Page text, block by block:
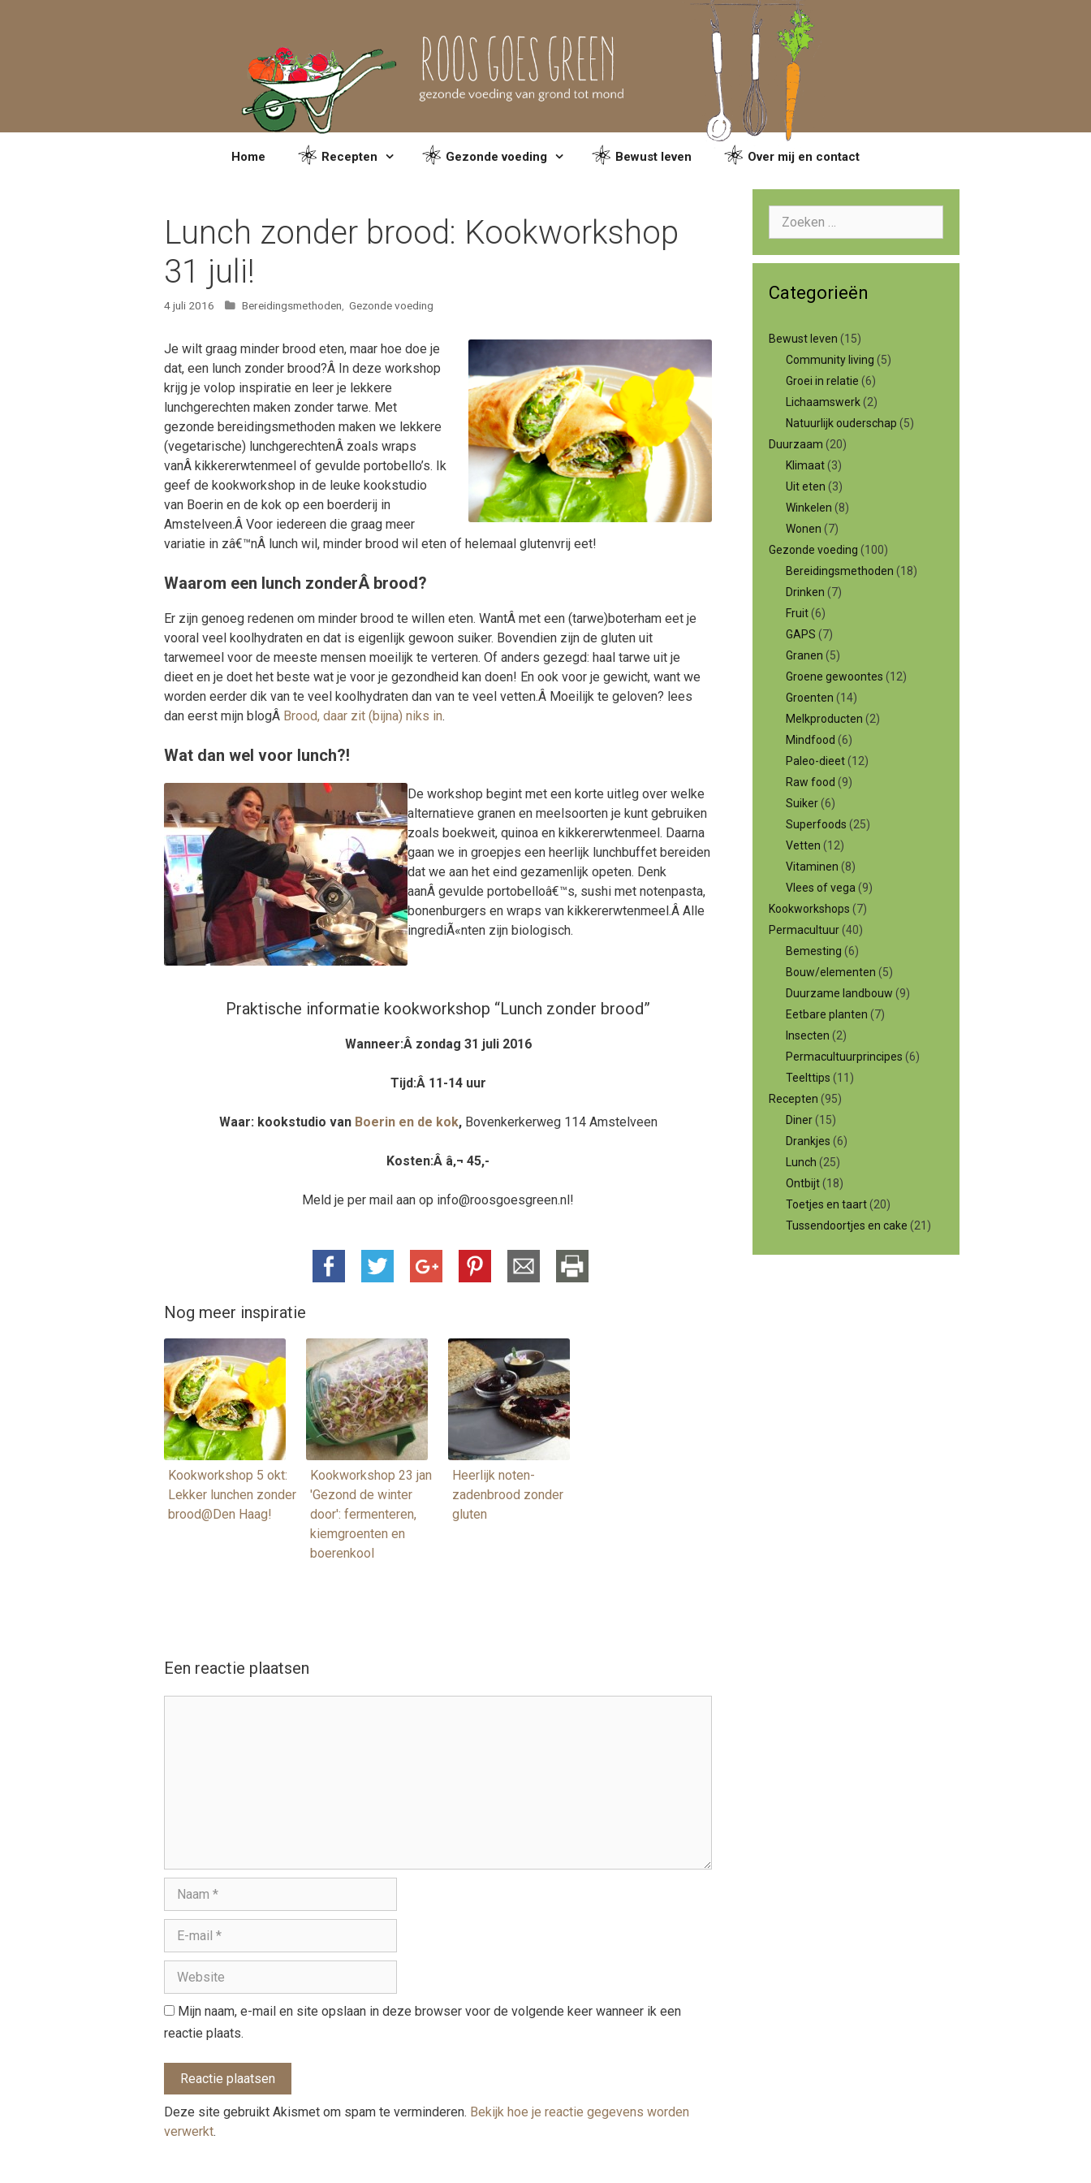
Home Recepten Gezonde voeding Bewust leven Over mij en contact
Lunch zonder brood: Kookworkshop
31 juli!
4 juli 2016 Categorieën
Bereidingsmethoden, Gezonde voeding
Je wilt graag minder brood eten, maar hoe doe je
dat, een lunch zonder brood?Â In deze workshop
krijg je volop inspiratie en leer je lekkere
lunchgerechten maken zonder tarwe. Met
gezonde bereidingsmethoden maken we lekkere
(vegetarische) lunchgerechtenÂ zoals wraps
vanÂ kikkererwtenmeel of gevulde portobello’s. Ik
geef de kookworkshop in de leuke kookstudio
van Boerin en de kok op een boerderij in
Amstelveen.Â Voor iedereen die graag meer
variatie in zâ€™nÂ lunch wil, minder brood wil eten of helemaal glutenvrij eet!
Waarom een lunch zonderÂ brood?
Er zijn genoeg redenen om minder brood te willen eten. WantÂ met een (tarwe)boterham eet je
vooral veel koolhydraten en dat is eigenlijk gewoon suiker. Bovendien zijn de gluten uit
tarwemeel voor de meeste mensen moeilijk te verteren. Of anders gezegd: haal tarwe uit je
dieet en je doet het beste wat je voor je gezondheid kan doen! En ook voor je gewicht, want we
worden eerder dik van te veel koolhydraten dan van te veel vetten.Â Moeilijk te geloven? lees
dan eerst mijn blogÂ Brood, daar zit (bijna) niks in.
Wat dan wel voor lunch?!
De workshop begint met een korte uitleg over welke
alternatieve granen en meelsoorten je kunt gebruiken
zoals boekweit, quinoa en kikkererwtenmeel. Daarna
gaan we in groepjes een heerlijk lunchbuffet bereiden
dat we aan het eind gezamenlijk opeten. Denk
aanÂ gevulde portobelloâ€™s, sushi met notenpasta,
bonenburgers en wraps van kikkererwtenmeel.Â Alle
ingrediÃ«nten zijn biologisch.
Praktische informatie kookworkshop “Lunch zonder brood”
Wanneer:Â zondag 31 juli 2016
Tijd:Â 11-14 uur
Waar: kookstudio van Boerin en de kok, Bovenkerkerweg 114 Amstelveen
Kosten:Â â‚¬ 45,-
Meld je per mail aan op info@roosgoesgreen.nl!
Nog meer inspiratie
Kookworkshop 5 okt:
Lekker lunchen zonder
brood@Den Haag!
Kookworkshop 23 jan
'Gezond de winter
door': fermenteren,
kiemgroenten en
boerenkool
Heerlijk noten-
zadenbrood zonder
gluten
Een reactie plaatsen
Mijn naam, e-mail en site opslaan in deze browser voor de volgende keer wanneer ik een
reactie plaats.
Deze site gebruikt Akismet om spam te verminderen. Bekijk hoe je reactie gegevens worden
verwerkt.
naar:
Categorieën
Bewust leven (15)
Community living (5)
Groei in relatie (6)
Lichaamswerk(2)
Natuurlijk ouderschap (5)
Duurzaam (20)
Klimaat(3)
Uit eten (3)
Winkelen (8)
Wonen (7)
Gezonde voeding (100)
Bereidingsmethoden (18)
Drinken (7)
Fruit(6)
GAPS (7)
Granen (5)
Groene gewoontes (12)
Groenten (14)
Melkproducten (2)
Mindfood (6)
Paleo-dieet(12)
Raw food (9)
Suiker(6)
Superfoods (25)
Vetten (12)
Vitaminen (8)
Vlees of vega(9)
Kookworkshops (7)
Permacultuur(40)
Bemesting (6)
Bouw/elementen (5)
Duurzame landbouw (9)
Eetbare planten (7)
Insecten (2)
Permacultuurprincipes (6)
Teelttips (11)
Recepten (95)
Diner(15)
Drankjes (6)
Lunch (25)
Ontbijt(18)
Toetjes en taart(20)
Tussendoortjes en cake (21)